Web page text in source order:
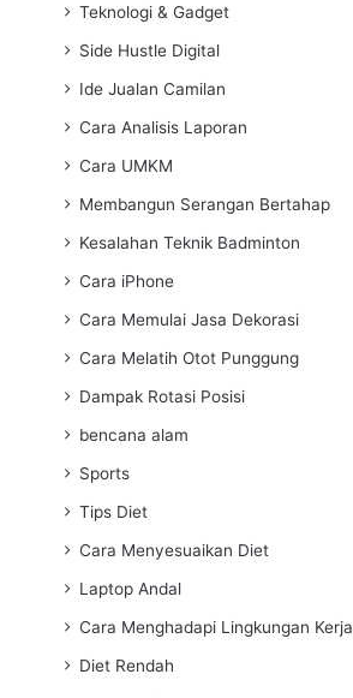
Teknologi & Gadget
Side Hustle Digital
Ide Jualan Camilan
Cara Analisis Laporan
Cara UMKM
Membangun Serangan Bertahap
Kesalahan Teknik Badminton
Cara iPhone
Cara Memulai Jasa Dekorasi
Cara Melatih Otot Punggung
Dampak Rotasi Posisi
bencana alam
Sports
Tips Diet
Cara Menyesuaikan Diet
Laptop Andal
Cara Menghadapi Lingkungan Kerja
Diet Rendah